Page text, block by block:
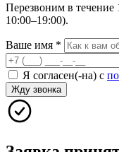
Перезвоним в
10:00–19:00).
Ваше имя *
Я согласен(-на) с
Жду звонка